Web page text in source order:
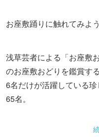
お座敷踊りに触れてみよう
浅草芸者による「お座敷
のお座敷おどりを鑑賞す
6名だけが活躍している
65名。